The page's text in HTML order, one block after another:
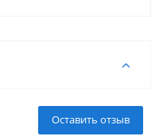
Оставить отзыв